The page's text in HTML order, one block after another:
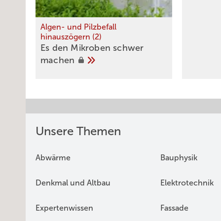
Algen- und Pilzbefall
hinauszögern (2)
Es den Mikroben schwer
machen
Unsere Themen
Abwärme Bauphysik
Denkmal und Altbau Elektrotechnik
Expertenwissen Fassade